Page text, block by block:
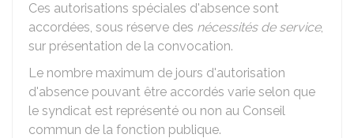
Ces autorisations spéciales d'absence sont
accordées, sous réserve des nécessités de service,
sur présentation de la convocation.
Le nombre maximum de jours d'autorisation
d'absence pouvant être accordés varie selon que
le syndicat est représenté ou non au Conseil
commun de la fonction publique.